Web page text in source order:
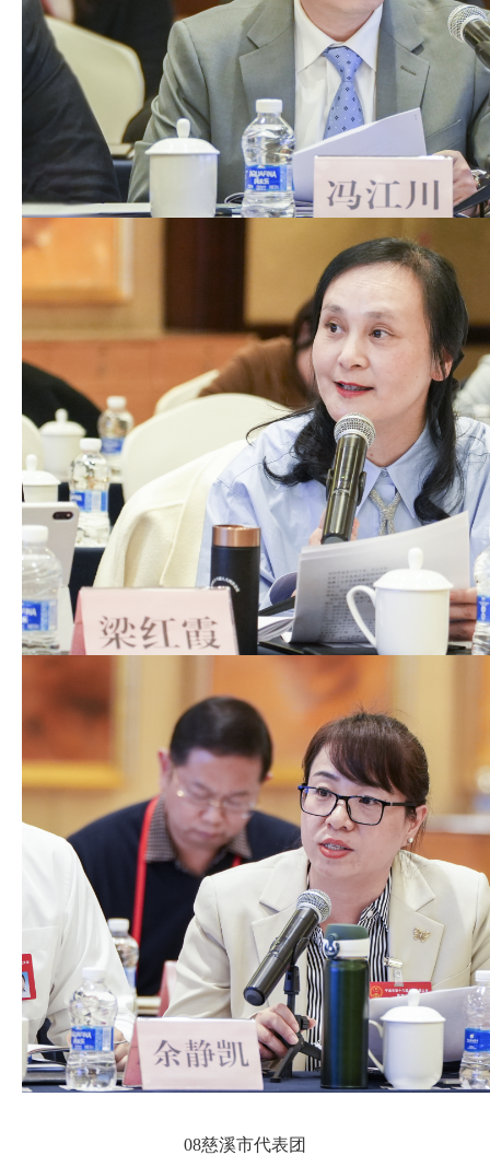
08慈溪市代表团